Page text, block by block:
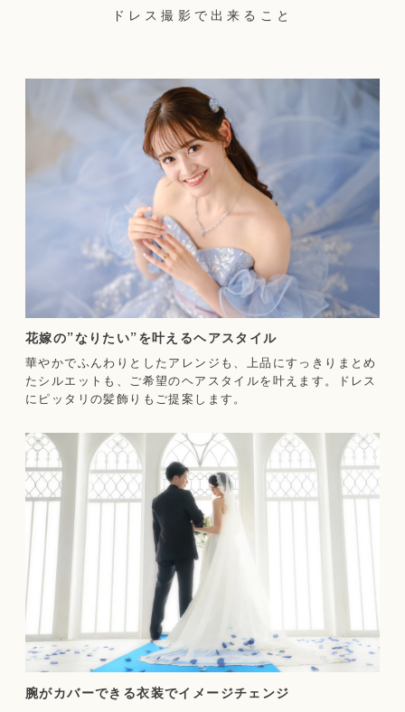
ドレス撮影で出来ること
花嫁の”なりたい”を叶えるヘアスタイル
華やかでふんわりとしたアレンジも、上品にすっきりまとめ
たシルエットも、ご希望のヘアスタイルを叶えます。ドレス
にピッタリの髪飾りもご提案します。
腕がカバーできる衣装でイメージチェンジ